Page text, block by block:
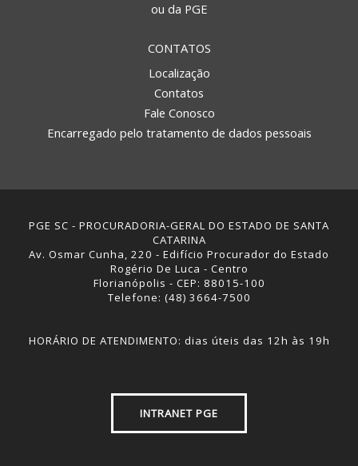
ou da PGE
CONTATOS
Localização
Contatos
Fale Conosco
Encarregado pelo tratamento de dados pessoais
PGE SC - PROCURADORIA-GERAL DO ESTADO DE SANTA
CATARINA
Av. Osmar Cunha, 220 - Edifício Procurador do Estado
Rogério De Luca - Centro
Florianópolis - CEP: 88015-100
Telefone: (48) 3664-7500
HORÁRIO DE ATENDIMENTO: dias úteis das 12h às 19h
INTRANET PGE